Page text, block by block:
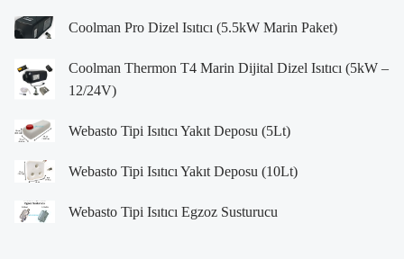
Coolman Pro Dizel Isıtıcı (5.5kW Marin Paket)
Coolman Thermon T4 Marin Dijital Dizel Isıtıcı (5kW –
12/24V)
Webasto Tipi Isıtıcı Yakıt Deposu (5Lt)
Webasto Tipi Isıtıcı Yakıt Deposu (10Lt)
Webasto Tipi Isıtıcı Egzoz Susturucu